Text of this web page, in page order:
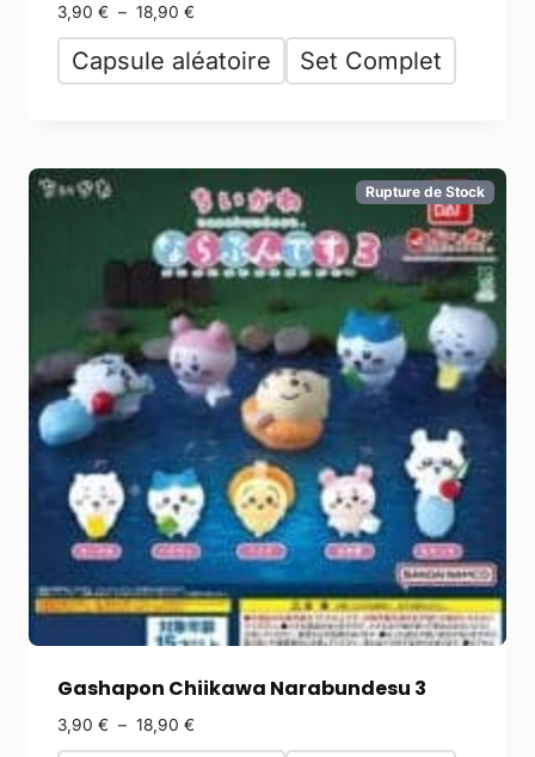
3,90 € – 18,90 €
Capsule aléatoire Set Complet
Rupture de Stock
Gashapon Chiikawa Narabundesu 3
3,90 € – 18,90 €